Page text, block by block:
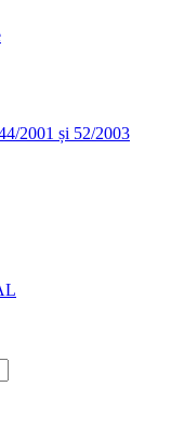
2001 și 52/2003